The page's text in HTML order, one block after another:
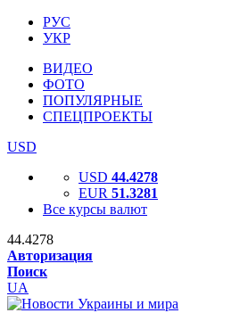
РУС
УКР
ВИДЕО
ФОТО
ПОПУЛЯРНЫЕ
СПЕЦПРОЕКТЫ
USD
USD 44.4278
EUR 51.3281
Все курсы валют
44.4278
Авторизация
Поиск
UA